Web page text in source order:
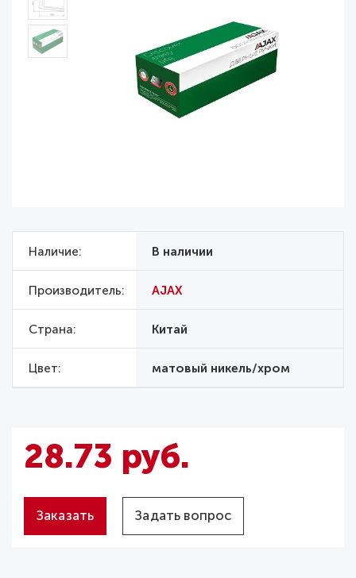
Наличие В наличии
Производитель AJAX
Страна Китай
Цвет матовый никель/хром
28.73 руб.
Заказать Задать вопрос